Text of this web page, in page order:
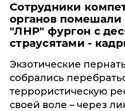
Сотрудники
органов помешали
"ЛНР" фургон с
страусятами -
Экзотические
собрались
террористическую
своей воле – через